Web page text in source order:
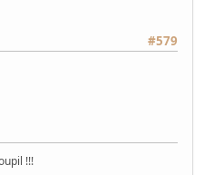
#579
!!!